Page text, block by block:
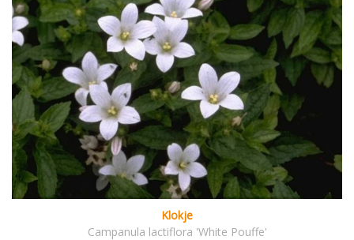
Klokje
Campanula lactiflora 'White Pouffe'